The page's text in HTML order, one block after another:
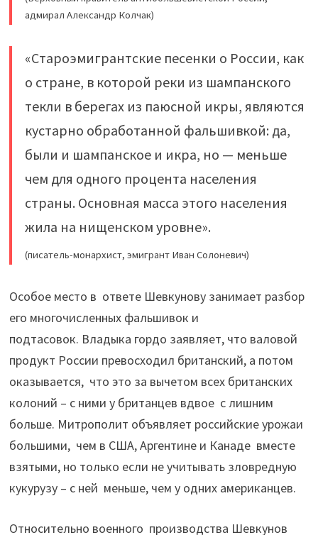
адмирал Александр Колчак)
«Cтароэмигрантские песенки о России, как
о стране, в которой реки из шампанского
текли в берегах из паюсной икры, являются
кустарно обработанной фальшивкой: да,
были и шампанское и икра, но — меньше
чем для одного процента населения
страны. Основная масса этого населения
жила на нищенском уровне».
(писатель-монархист, эмигрант Иван Солоневич)
Особое место в ответе Шевкунову занимает разбор
его многочисленных фальшивок и
подтасовок. Владыка гордо заявляет, что валовой
продукт России превосходил британский, а потом
оказывается, что это за вычетом всех британских
колоний – с ними у британцев вдвое с лишним
больше. Митрополит объявляет российские урожаи
большими, чем в США, Аргентине и Канаде вместе
взятыми, но только если не учитывать зловредную
кукурузу – с ней меньше, чем у одних американцев.
Относительно военного производства Шевкунов